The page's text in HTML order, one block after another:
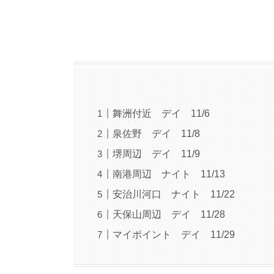
舞洲付近 デイ 11/6
泉佐野 デイ 11/8
堺周辺 デイ 11/9
南港周辺 ナイト 11/13
安治川河口 ナイト 11/22
天保山周辺 デイ 11/28
マイポイント デイ 11/29